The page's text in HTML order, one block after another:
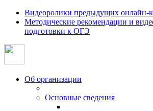
Видеоролики предыдущих онлайн-
Методические рекомендации и
подготовки к ОГЭ
Об организации
Основные сведения